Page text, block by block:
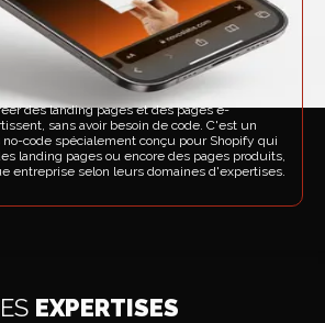
des landing pages et des pages e-
sans avoir besoin de code. C'est un
code spécialement conçu pour Shopify qui
landing pages ou encore des pages produits,
entreprise selon leurs domaines d'expertises.
EXPERTISES